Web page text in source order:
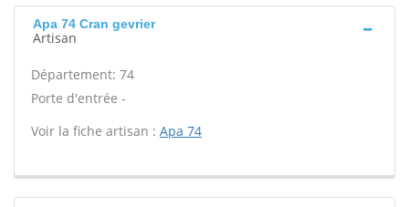
Apa 74 Cran gevrier
Artisan
Département: 74
Porte d'entrée -
Voir la fiche artisan : Apa 74